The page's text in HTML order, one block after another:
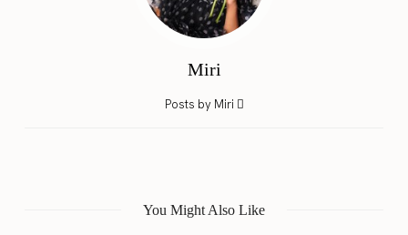
Miri
Posts by Miri
You Might Also Like